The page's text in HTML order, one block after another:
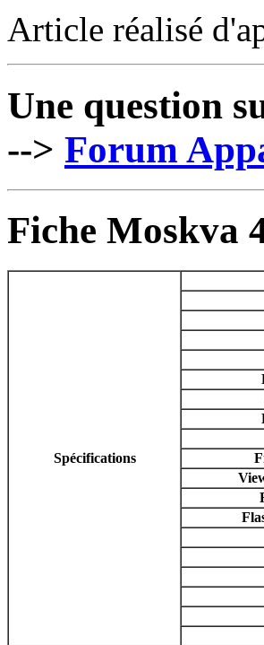
Article réalisé
Une question
--> Forum
Fiche Moskva
Spécifications